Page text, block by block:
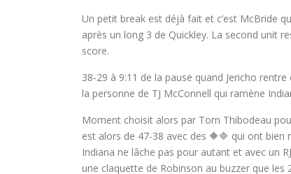
Un petit break est déjà fait et c’est McBride
après un long 3 de Quickley. La second unit
score.
38-29 à 9:11 de la pause quand Jericho
la personne de TJ McConnell qui ramène
Moment choisit alors par Tom Thibodeau
est alors de 47-38 avec des 🔶🔷 qui ont
Indiana ne lâche pas pour autant et avec un
une claquette de Robinson au buzzer que les